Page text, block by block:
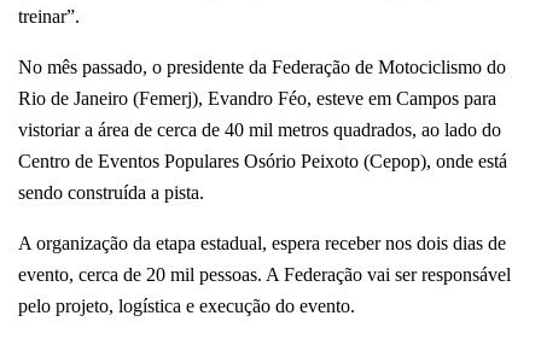
treinar”.
No mês passado, o presidente da Federação de Motociclismo do
Rio de Janeiro (Femerj), Evandro Féo, esteve em Campos para
vistoriar a área de cerca de 40 mil metros quadrados, ao lado do
Centro de Eventos Populares Osório Peixoto (Cepop), onde está
sendo construída a pista.
A organização da etapa estadual, espera receber nos dois dias de
evento, cerca de 20 mil pessoas. A Federação vai ser responsável
pelo projeto, logística e execução do evento.